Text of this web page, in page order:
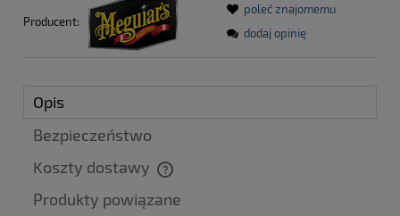
Producent:
poleć znajomemu
dodaj opinię
Opis
Bezpieczeństwo
Koszty dostawy
Cena nie zawiera ewentualnych kosztów płatności
Produkty powiązane